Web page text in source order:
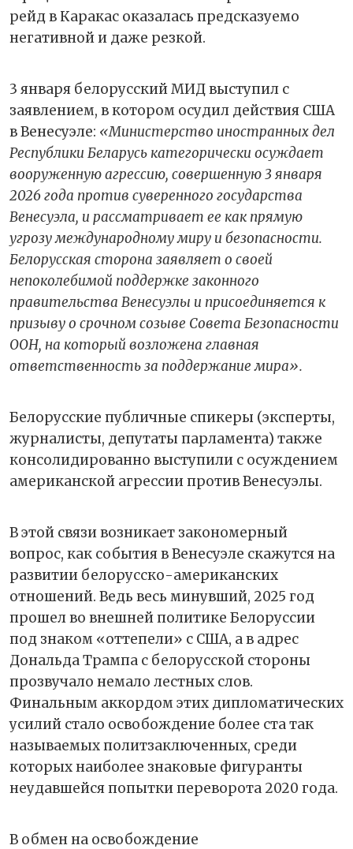
рейд в Каракас оказалась предсказуемо
негативной и даже резкой.
3 января белорусский МИД выступил с
заявлением, в котором осудил действия США
в Венесуэле: «Министерство иностранных дел
Республики Беларусь категорически осуждает
вооруженную агрессию, совершенную 3 января
2026 года против суверенного государства
Венесуэла, и рассматривает ее как прямую
угрозу международному миру и безопасности.
Белорусская сторона заявляет о своей
непоколебимой поддержке законного
правительства Венесуэлы и присоединяется к
призыву о срочном созыве Совета Безопасности
ООН, на который возложена главная
ответственность за поддержание мира».
Белорусские публичные спикеры (эксперты,
журналисты, депутаты парламента) также
консолидированно выступили с осуждением
американской агрессии против Венесуэлы.
В этой связи возникает закономерный
вопрос, как события в Венесуэле скажутся на
развитии белорусско-американских
отношений. Ведь весь минувший, 2025 год
прошел во внешней политике Белоруссии
под знаком «оттепели» с США, а в адрес
Дональда Трампа с белорусской стороны
прозвучало немало лестных слов.
Финальным аккордом этих дипломатических
усилий стало освобождение более ста так
называемых политзаключенных, среди
которых наиболее знаковые фигуранты
неудавшейся попытки переворота 2020 года.
В обмен на освобождение